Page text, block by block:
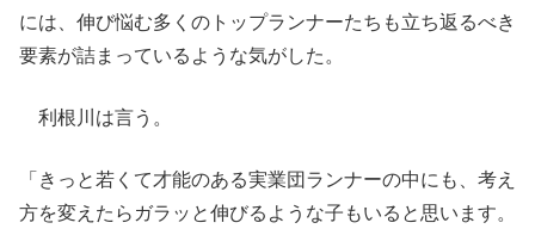
には、伸び悩む多くのトップランナーたちも立ち返るべき
要素が詰まっているような気がした。
利根川は言う。
「きっと若くて才能のある実業団ランナーの中にも、考え
方を変えたらガラッと伸びるような子もいると思います。